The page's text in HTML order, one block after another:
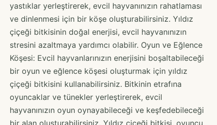
yastıklar yerleştirerek, evcil hayvanınızın rahatlaması
ve dinlenmesi için bir köşe oluşturabilirsiniz. Yıldız
çiçeği bitkisinin doğal enerjisi, evcil hayvanınızın
stresini azaltmaya yardımcı olabilir. Oyun ve Eğlence
Köşesi: Evcil hayvanlarınızın enerjisini boşaltabileceği
bir oyun ve eğlence köşesi oluşturmak için yıldız
çiçeği bitkisini kullanabilirsiniz. Bitkinin etrafına
oyuncaklar ve tünekler yerleştirerek, evcil
hayvanınızın oyun oynayabileceği ve keşfedebileceği
bir alan oluşturabilirsiniz. Yıldız çiçeği bitkisi, oyuncu